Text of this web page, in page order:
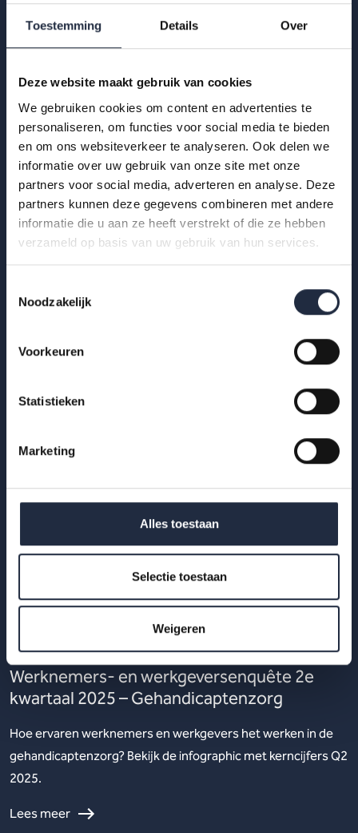
Toestemming Details Over
Deze website maakt gebruik van cookies
We gebruiken cookies om content en advertenties te
personaliseren, om functies voor social media te bieden
en om ons websiteverkeer te analyseren. Ook delen we
informatie over uw gebruik van onze site met onze
partners voor social media, adverteren en analyse. Deze
partners kunnen deze gegevens combineren met andere
informatie die u aan ze heeft verstrekt of die ze hebben
verzameld op basis van uw gebruik van hun services.
Noodzakelijk
Voorkeuren
Statistieken
Marketing
Alles toestaan
Selectie toestaan
Weigeren
29 okt 2025
Infographic: zzp’ers in de
Hoe ervaren zzp’ers het werken in de gehandicaptenzorg?
29 okt 2025
Werknemers- en werkgeversenquête 2e
kwartaal 2025 – Gehandicaptenzorg
Hoe ervaren werknemers en werkgevers het werken in de
gehandicaptenzorg? Bekijk de infographic met kerncijfers Q2
2025.
Lees meer